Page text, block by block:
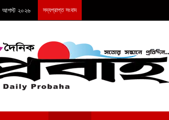
আগস্ট ২০২৬ সদ্যপ্রাপ্ত সংবাদ